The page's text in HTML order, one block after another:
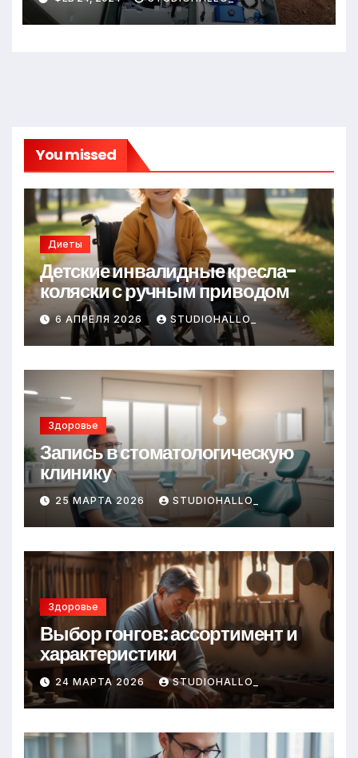
You missed
Диеты
Детские инвалидные кресла-
коляски с ручным приводом
6 АПРЕЛЯ 2026 STUDIOHALLO_
Здоровье
Запись в стоматологическую
клинику
25 МАРТА 2026 STUDIOHALLO_
Здоровье
Выбор гонгов: ассортимент и
характеристики
24 МАРТА 2026 STUDIOHALLO_